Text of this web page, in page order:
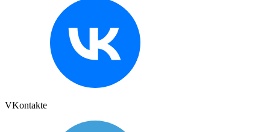
VKontakte